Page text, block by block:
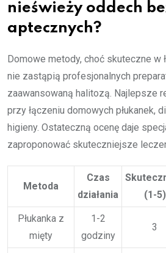
nieświeży oddech
aptecznych?
Domowe metody, choć skuteczne w
nie zastąpią profesjonalnych
zaawansowaną halitozą. Najlepsze
przy łączeniu domowych płukanek,
higieny. Ostateczną ocenę daje
zaproponować skuteczniejsze
Metoda
Czas
działania
(1-5)
Płukanka z
mięty
1-2
godziny
3